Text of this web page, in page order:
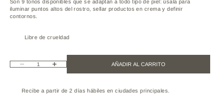
Son 9 tonos disponibles que se adaptan a todo tipo de piel: úsala para
iluminar puntos altos del rostro, sellar productos en crema y definir
contornos.
Libre de crueldad
Reducir cantidadAumentar cantidad AÑADIR AL CARRITO
Recibe a partir de 2 días hábiles en ciudades principales.